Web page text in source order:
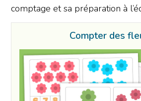
comptage et sa préparation à
Compter des